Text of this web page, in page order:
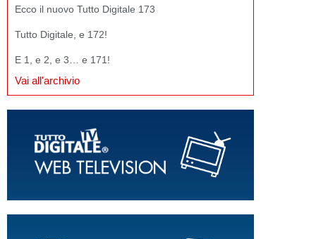
Ecco il nuovo Tutto Digitale 173
Tutto Digitale, e 172!
E 1, e 2, e 3… e 171!
Vai all'archivio